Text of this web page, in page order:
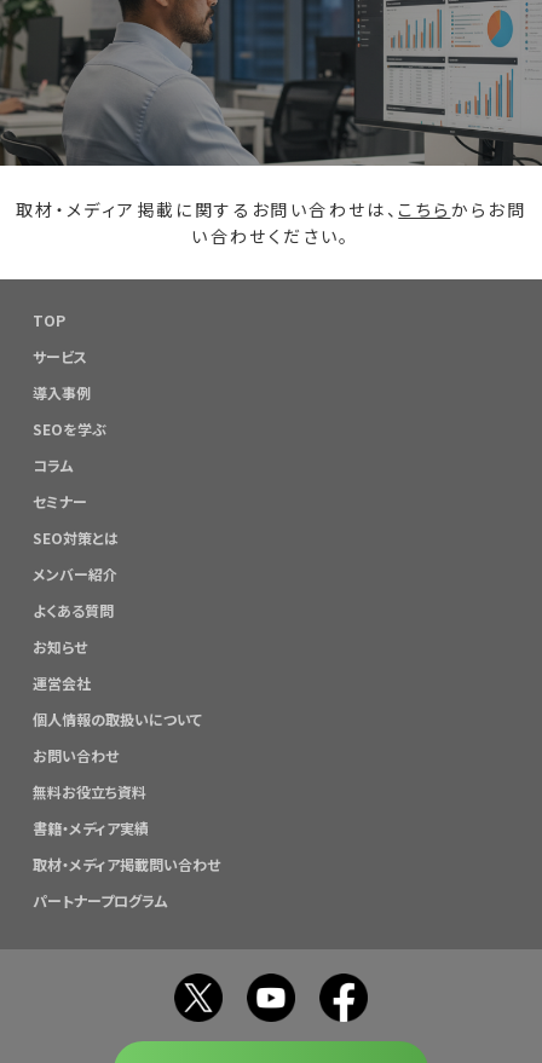
取材・メディア掲載に関するお問い合わせは、 こちら からお問
い合わせください。
TOP
サービス
導入事例
SEOを学ぶ
コラム
セミナー
SEO対策とは
メンバー紹介
よくある質問
お知らせ
運営会社
個人情報の取扱いについて
お問い合わせ
無料お役立ち資料
書籍・メディア実績
取材・メディア掲載問い合わせ
パートナープログラム